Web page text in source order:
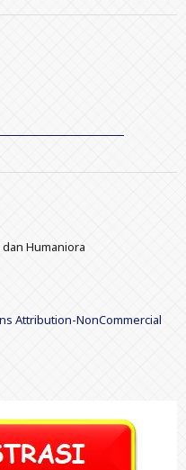
dan Humaniora
Attribution-NonCommercial